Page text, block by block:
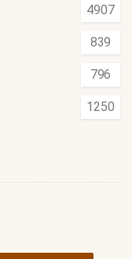
4907
839
796
1250